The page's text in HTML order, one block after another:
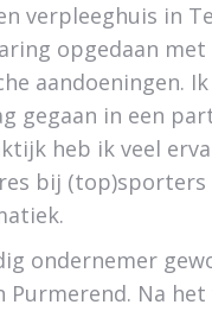
verpleeghuis in
opgedaan
aandoeningen.
gegaan in een
heb ik veel
bij (top)sporters
ondernemer
Na het